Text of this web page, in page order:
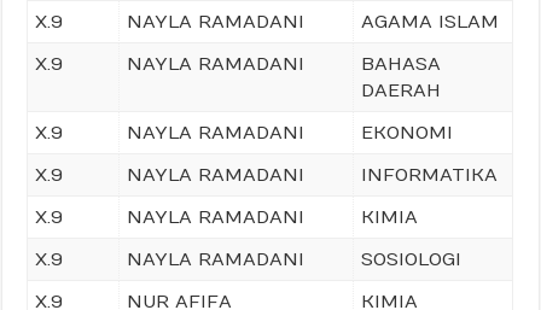
X.9
NAYLA RAMADANI
AGAMA ISLAM
X.9
NAYLA RAMADANI
BAHASA
DAERAH
X.9
NAYLA RAMADANI
EKONOMI
X.9
NAYLA RAMADANI
INFORMATIKA
X.9
NAYLA RAMADANI
KIMIA
X.9
NAYLA RAMADANI
SOSIOLOGI
X.9
NUR AFIFA
KIMIA